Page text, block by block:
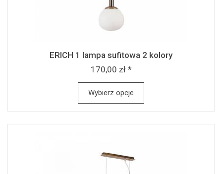
ERICH 1 lampa sufitowa 2 kolory
170,00 zł *
Wybierz opcje